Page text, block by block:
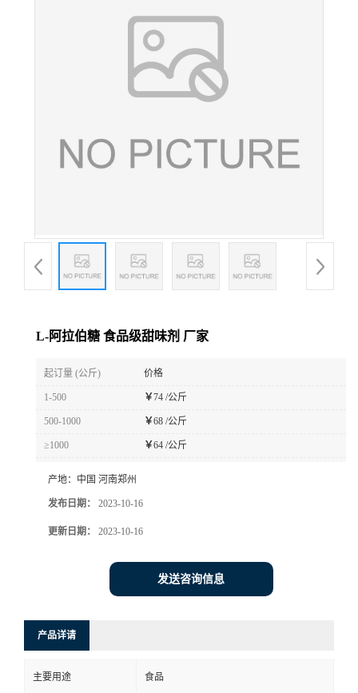
L-阿拉伯糖 食品级甜味剂 厂家
起订量 (公斤) 价格
1-500 ￥74 /公斤
500-1000 ￥68 /公斤
≥1000 ￥64 /公斤
产地： 中国 河南郑州
发布日期： 2023-10-16
更新日期： 2023-10-16
发送咨询信息
产品详请
主要用途 食品